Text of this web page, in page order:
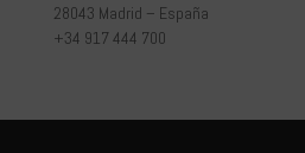
28043 Madrid – España
+34 917 444 700